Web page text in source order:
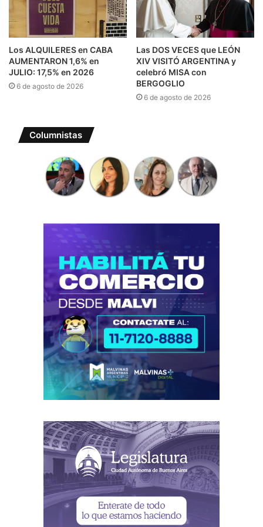
Los ALQUILERES en CABA
AUMENTARON 1,6% en
JULIO: 17,5% en 2026
6 de agosto de 2026
Las DOS VECES que LEÓN
XIV VISITÓ ARGENTINA y
celebró MISA con
BERGOGLIO
6 de agosto de 2026
Columnistas